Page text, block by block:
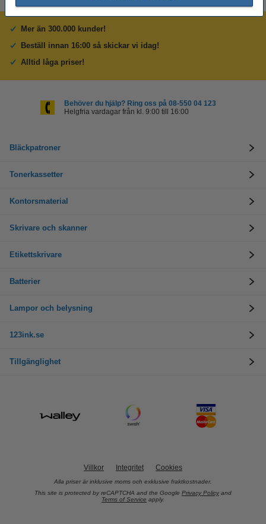
Mer än 300.000 kunder!
Beställ innan 16:00 så skickar vi idag!
Alltid låga priser!
Behöver du hjälp? Ring oss på 08-550 04 123
Helgfria vardagar från kl. 9:00 till 16:00
Bläckpatroner
Tonerkassetter
Kontorsmaterial
Skrivare och skanner
Etikettskrivare
Batterier
Lampor och belysning
123ink.se
Tillgänglighet
Villkor Integritet Cookies
Alla priser är inklusive moms och exklusive fraktkostnader.
This site is protected by reCAPTCHA and the Google Privacy Policy and
Terms of Service apply.